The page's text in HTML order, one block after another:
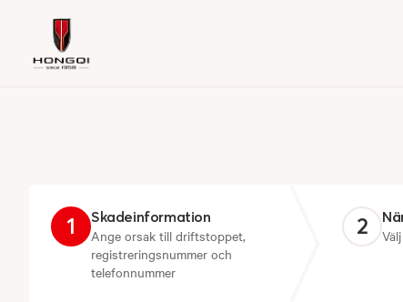
1
Skadeinformation
Ange orsak till driftstoppet,
registreringsnummer och
telefonnummer
2